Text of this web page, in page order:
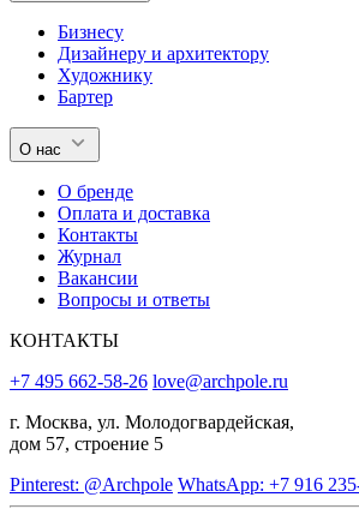
Бизнесу
Дизайнеру и архитектору
Художнику
Бартер
О нас
О бренде
Оплата и доставка
Контакты
Журнал
Вакансии
Вопросы и ответы
КОНТАКТЫ
+7 495 662-58-26 love@archpole.ru
г. Москва, ул. Молодогвардейская,
дом 57, строение 5
Pinterest: @Archpole WhatsApp: +7 916